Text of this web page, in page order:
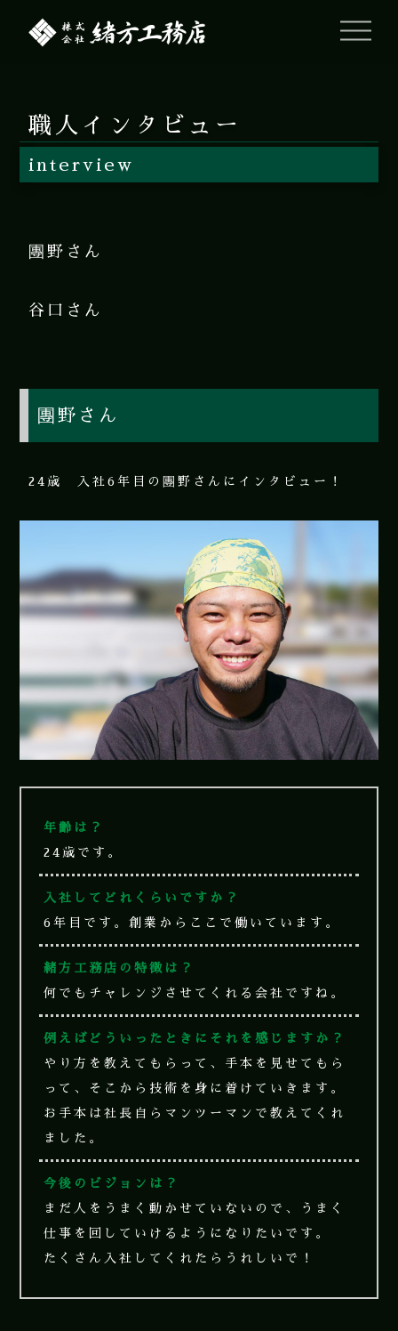
職人インタビュー
interview
團野さん
谷口さん
團野さん
24歳 入社6年目の團野さんにインタビュー！
年齢は？
24歳です。
入社してどれくらいですか？
6年目です。創業からここで働いています。
緒方工務店の特徴は？
何でもチャレンジさせてくれる会社ですね。
例えばどういったときにそれを感じますか？
やり方を教えてもらって、手本を見せてもら
って、そこから技術を身に着けていきます。
お手本は社長自らマンツーマンで教えてくれ
ました。
今後のビジョンは？
まだ人をうまく動かせていないので、うまく
仕事を回していけるようになりたいです。
たくさん入社してくれたらうれしいで！